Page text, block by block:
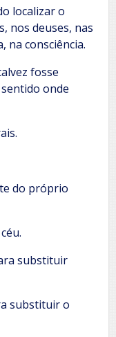
localizar o
nos deuses, nas
na consciência.
fosse
onde
do próprio
substituir
substituir o